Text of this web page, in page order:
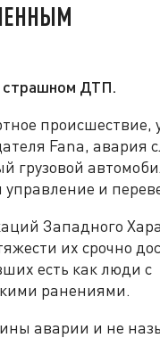
страшном ДТП.
происшествие,
Fana, авария
грузовой
и
Западного
их срочно
есть как люди с
ранениями.
аварии и не